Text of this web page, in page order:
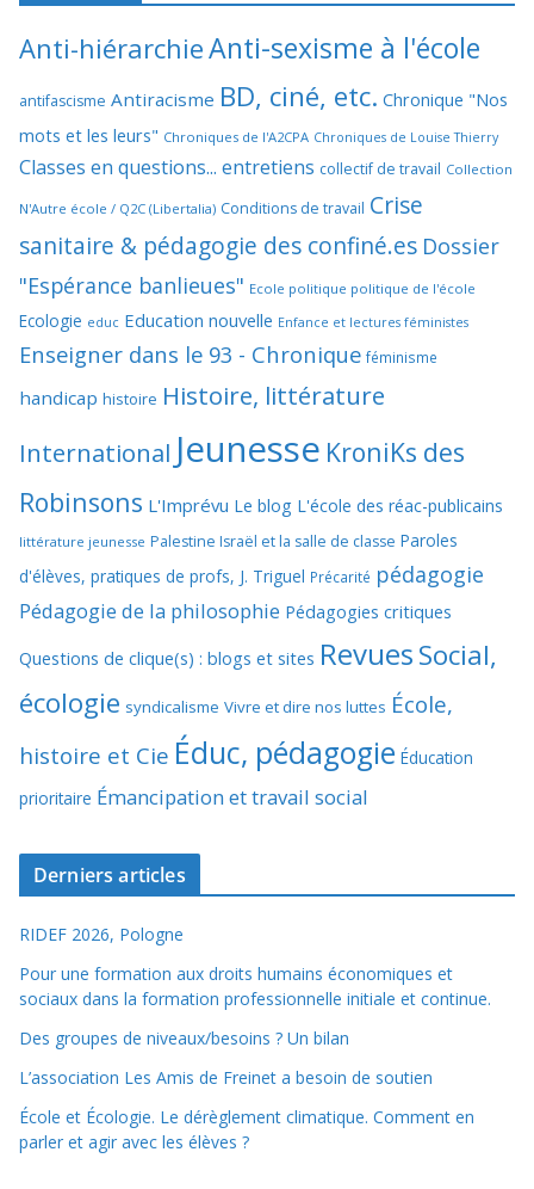
Anti-hiérarchieAnti-sexisme à l'école
antifascisme Antiracisme BD, ciné, etc. Chronique "Nos
mots et les leurs" Chroniques de l'A2CPA Chroniques de Louise Thierry
Classes en questions... entretiens collectif de travail Collection
N'Autre école / Q2C (Libertalia) Conditions de travail Crise
sanitaire & pédagogie des confiné.es Dossier
"Espérance banlieues" Ecole politique politique de l'école
Ecologie educ Education nouvelle Enfance et lectures féministes
Enseigner dans le 93 - Chronique féminisme
handicap histoire Histoire, littérature
International Jeunesse KroniKs des
Robinsons L'Imprévu Le blog L'école des réac-publicains
littérature jeunesse Palestine Israël et la salle de classe Paroles
d'élèves, pratiques de profs, J. Triguel Précarité pédagogie
Pédagogie de la philosophie Pédagogies critiques
Questions de clique(s) : blogs et sites RevuesSocial,
écologie syndicalisme Vivre et dire nos luttes École,
histoire et Cie Éduc, pédagogie Éducation
prioritaire Émancipation et travail social
Derniers articles
RIDEF 2026, Pologne
Pour une formation aux droits humains économiques et
sociaux dans la formation professionnelle initiale et continue.
Des groupes de niveaux/besoins ? Un bilan
L’association Les Amis de Freinet a besoin de soutien
École et Écologie. Le dérèglement climatique. Comment en
parler et agir avec les élèves ?